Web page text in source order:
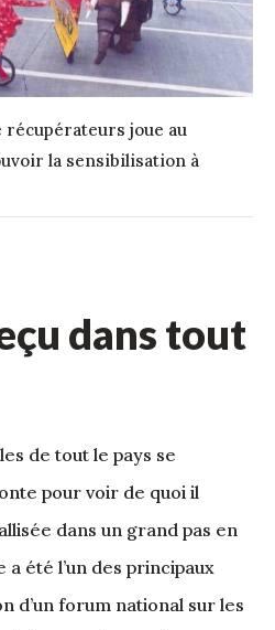
récupérateurs joue au
la sensibilisation à
dans tout
de tout le pays se
pour voir de quoi il
dans un grand pas en
été l’un des principaux
d’un forum national sur les